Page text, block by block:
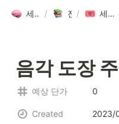
세컨드 브레인 그룹 위키 / 전체 자료 모음/ 세컨드브레인 굿즈 만들기 2023
음각 도장
예상 단가 0
Created 2023/